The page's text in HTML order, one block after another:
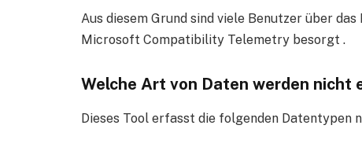
Aus diesem Grund sind viele Benutzer über
Microsoft Compatibility Telemetry besorgt .
Welche Art von Daten werden nicht
Dieses Tool erfasst die folgenden Datentypen